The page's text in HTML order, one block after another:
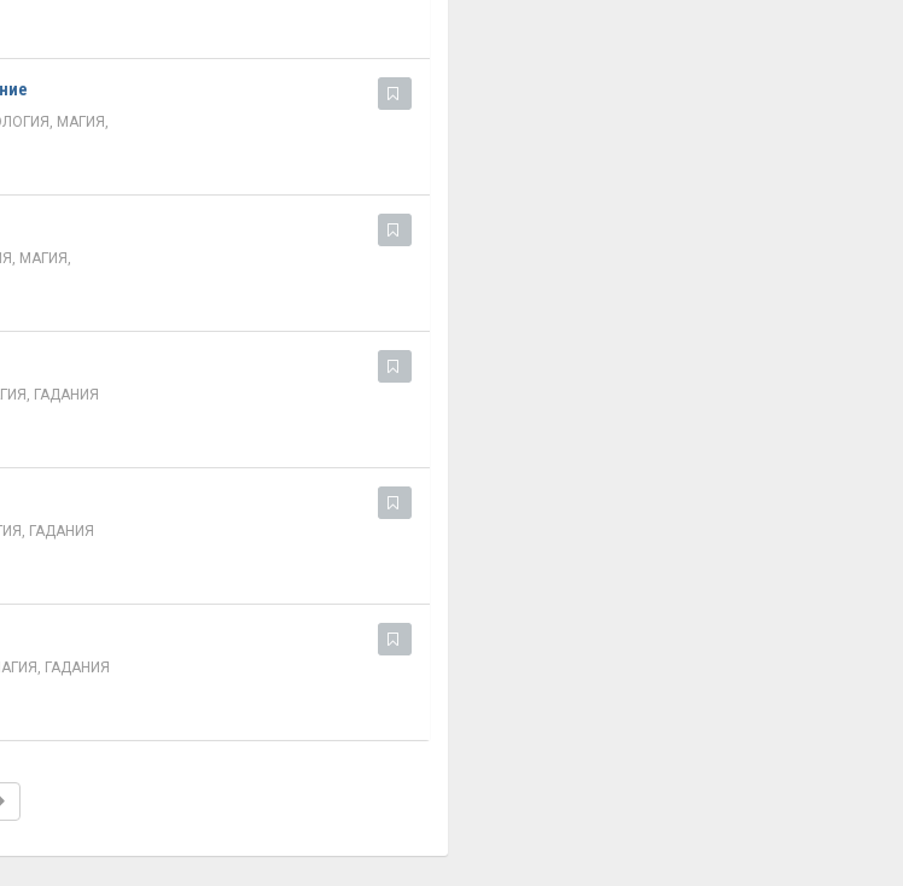
МАГИЯ,
МАГИЯ,
ГАДАНИЯ
ГАДАНИЯ
ГАДАНИЯ